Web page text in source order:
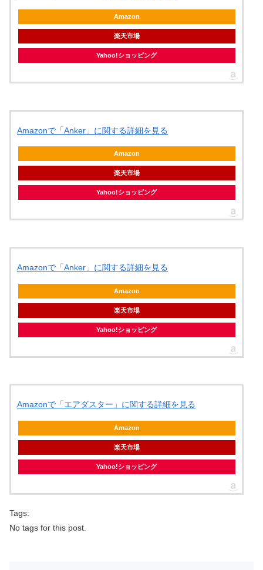
Amazon
楽天市場
Yahoo!ショッピング
Amazonで「Anker」に関する詳細を見る
Amazon
楽天市場
Yahoo!ショッピング
Amazonで「Anker」に関する詳細を見る
Amazon
楽天市場
Yahoo!ショッピング
Amazonで「エアダスター」に関する詳細を見る
Amazon
楽天市場
Yahoo!ショッピング
Tags:
No tags for this post.